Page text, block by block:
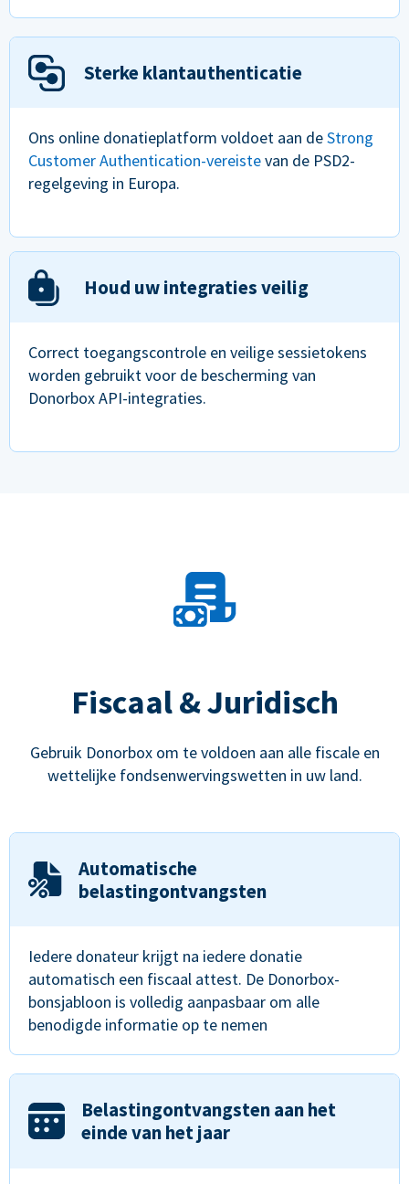
Sterke klantauthenticatie
Ons online donatieplatform voldoet aan deStrong
Customer Authentication-vereistevan de PSD2-
regelgeving in Europa.
Houd uw integraties veilig
Correct toegangscontrole en veilige sessietokens
worden gebruikt voor de bescherming van
Donorbox API-integraties.
Fiscaal & Juridisch
Gebruik Donorbox om te voldoen aan alle fiscale en
wettelijke fondsenwervingswetten in uw land.
Automatische
belastingontvangsten
Iedere donateur krijgt na iedere donatie
automatisch een fiscaal attest. De Donorbox-
bonsjabloon is volledig aanpasbaar om alle
benodigde informatie op te nemen
Belastingontvangsten aan het
einde van het jaar